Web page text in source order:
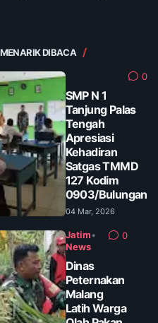
MENARIK DIBACA
0
SMP N 1
Tanjung Palas
Tengah
Apresiasi
Kehadiran
Satgas TMMD
127 Kodim
0903/Bulungan
04 Mar, 2026
Jatim•
News
0
Dinas
Peternakan
Malang
Latih Warga